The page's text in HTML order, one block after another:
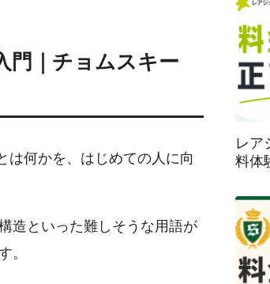
門｜チョムスキー
は何かを、はじめての人に向
造といった難しそうな用語が
。
レア
料体